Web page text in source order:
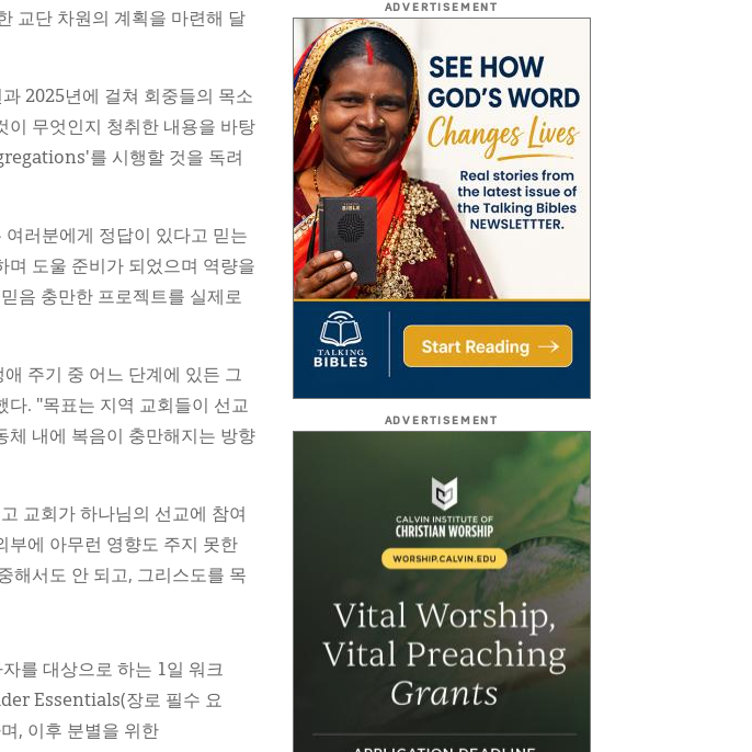
교단 차원의 계획을 마련해 달
2025년에 걸쳐 회중들의 목소
이 무엇인지 청취한 내용을 바탕
를 시행할 것을 독려
러분에게 정답이 있다고 믿는
며 도울 준비가 되었으며 역량을
음 충만한 프로젝트를 실제로
주기 중 어느 단계에 있든 그
다. "목표는 지역 교회들이 선교
체 내에 복음이 충만해지는 방향
교회가 하나님의 선교에 참여
부에 아무런 영향도 주지 못한
해서도 안 되고, 그리스도를 목
를 대상으로 하는 1일 워크
Essentials(장로 필수 요
, 이후 분별을 위한
ADVERTISEMENT
ADVERTISEMENT